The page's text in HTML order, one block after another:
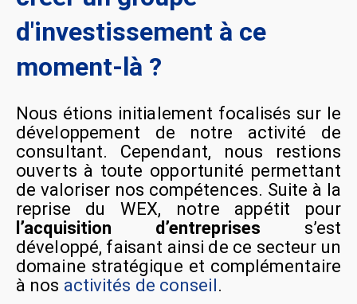
d'investissement à ce
moment-là ?
Nous étions initialement focalisés sur le
développement de notre activité de
consultant. Cependant, nous restions
ouverts à toute opportunité permettant
de valoriser nos compétences. Suite à la
reprise du WEX, notre appétit pour
l’acquisition d’entreprises s’est
développé, faisant ainsi de ce secteur un
domaine stratégique et complémentaire
à nos activités de conseil.